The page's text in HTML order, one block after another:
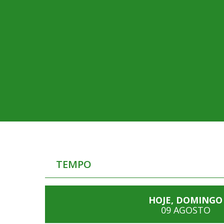
TEMPO
HOJE, DOMINGO
09 AGOSTO